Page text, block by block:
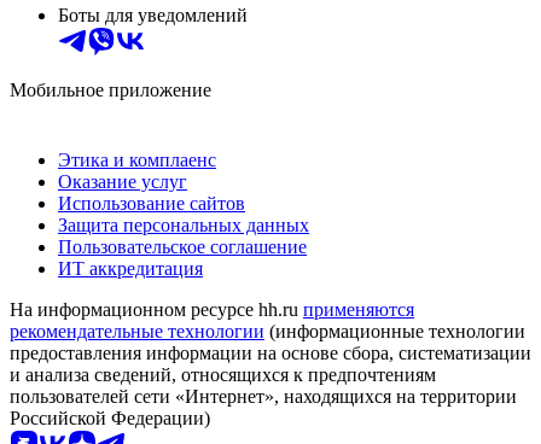
Боты для уведомлений
Мобильное приложение
Этика и комплаенс
Оказание услуг
Использование сайтов
Защита персональных данных
Пользовательское соглашение
ИТ аккредитация
На информационном ресурсе hh.ru применяются
рекомендательные технологии (информационные технологии
предоставления информации на основе сбора, систематизации
и анализа сведений, относящихся к предпочтениям
пользователей сети «Интернет», находящихся на территории
Российской Федерации)